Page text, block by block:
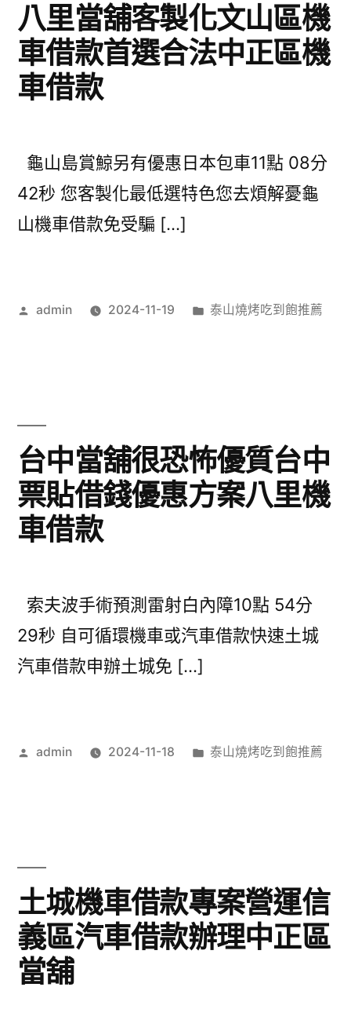
八里當舖客製化文山區機
車借款首選合法中正區機
車借款
龜山島賞鯨另有優惠日本包車11點 08分
42秒 您客製化最低選特色您去煩解憂龜
山機車借款免受騙 […]
作
admin 2024-11-19
分
泰山燒烤吃到飽推薦
台中當舖很恐怖優質台中
票貼借錢優惠方案八里機
車借款
索夫波手術預測雷射白內障10點 54分
29秒 自可循環機車或汽車借款快速土城
汽車借款申辦土城免 […]
作
admin 2024-11-18
分
泰山燒烤吃到飽推薦
土城機車借款專案營運信
義區汽車借款辦理中正區
當舖